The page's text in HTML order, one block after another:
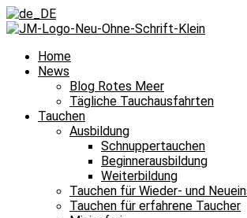
Home
News
Blog Rotes Meer
Tägliche Tauchausfahrten
Tauchen
Ausbildung
Schnuppertauchen
Beginnerausbildung
Weiterbildung
Tauchen für Wieder- und
Tauchen für erfahrene Taucher